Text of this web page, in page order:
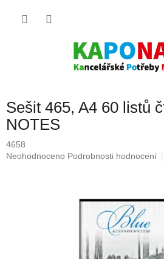
Sešit 465, A4 60 listů
NOTES
4658
Průměrné
Neohodnoceno Podrobnosti hodnocení